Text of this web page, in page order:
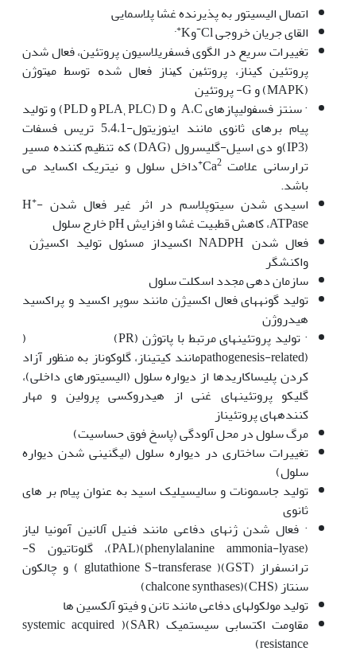
اتصال الیسیتور به پذیرنده غشا پلاسمایی
القای جریان خروجی Cl
-وK +
.
تغییرات سریع در الگوی فسفریلاسیون پروتئین، فعال شدن
پروتئین کیناز، ﭘﺮوﺗﺌﻴﻦ ﮐﻴﻨﺎز ﻓﻌﺎل ﺷﺪﻩ ﺗﻮﺳﻂ ﻣﻴﺘﻮژن
(MAPK) و G- پروتئین
· سنتز فسفولیپازهای A،C و D (PLA
،
PLC و PLD) و تولید
پیام برهای ثانوی مانند اینوزیتول-5،4،1 تریس فسفات
(IP3)و دی اسیل-گلیسرول (DAG) که تنظیم کننده مسیر
ترارسانی علامت Ca2+
داخل سلول و نیتریک اکساید می
باشد.
اسیدی شدن سیتوپلاسم در اثر غیر فعال شدن H
+-
ATPase، کاهش قطبیت غشا و افزایش pH خارج سلول
فعال شدن NADPH اکسیداز مسئول تولید اکسیژن
واکنش‎گر
سازمان دهی مجدد اسکلت سلول
تولید گونه‎های فعال اکسیژن مانند سوپر اکسید و پراکسید
هیدروژن
· تولید پروتئین‎های مرتبط با پاتوژن (PR) (
(pathogenesis-relatedمانند کیتیناز، گلوکوناز به منظور آزاد
کردن پلی‎ساکاریدها از دیواره سلول (الیسیتورهای داخلی)،
گلیکو پروتئین‎های غنی از هیدروکسی پرولین و مهار
کننده‎های پروتئیناز
مرگ سلول در محل آلودگی (پاسخ فوق حساسیت)
تغییرات ساختاری در دیواره سلول (لیگنینی شدن دیواره
سلول)
تولید جاسمونات و سالیسیلیک اسید به عنوان پیام بر های
ثانوی
· فعال شدن ژن‎های دفاعی مانند فنیل آلانین آمونیا لیاز
(phenylalanine ammonia-lyase)(PAL)، گلوتاتیون S-
ترانسفراز (GST)( glutathione S-transferase ) و چالکون
سنتاز (CHS)(chalcone synthases)
تولید مولکولهای دفاعی مانند تانن و فیتو آلکسین ها
مقاومت اکتسابی سیستمیک (SAR)( systemic acquired
resistance)